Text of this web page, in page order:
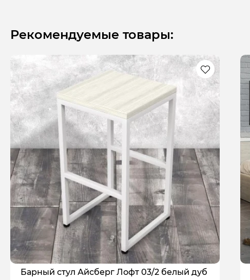
Рекомендуемые товары:
Барный стул Айсберг Лофт 03/2 белый дуб